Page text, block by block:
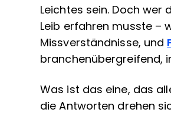
Leichtes sein. Doch
Leib erfahren musste –
Missverständnisse, und
branchenübergreifend,
Was ist das eine, das
die Antworten drehen